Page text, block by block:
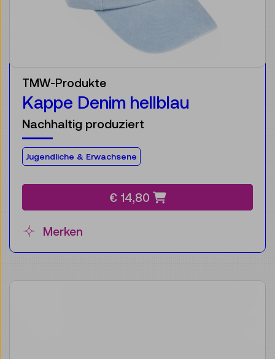
TMW-Produkte
Kappe Denim hellblau
Nachhaltig produziert
Für die Zielgruppe:
Jugendliche & Erwachsene
€ 14,80
Merken